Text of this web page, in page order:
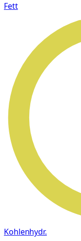
Fett
Kohlenhydr.